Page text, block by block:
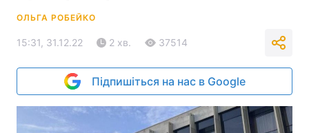
ОЛЬГА РОБЕЙКО
15:31, 31.12.22 2 хв. 37514
Підпишіться на нас в Google